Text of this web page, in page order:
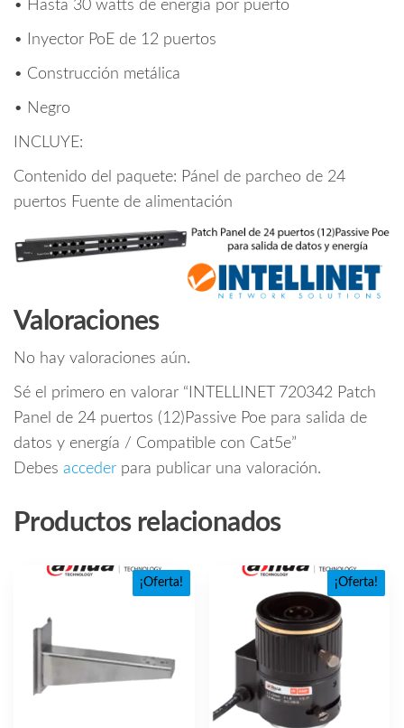
• Hasta 30 watts de energía por puerto
• Inyector PoE de 12 puertos
• Construcción metálica
• Negro
INCLUYE:
Contenido del paquete: Pánel de parcheo de 24
puertos Fuente de alimentación
Valoraciones
No hay valoraciones aún.
Sé el primero en valorar “INTELLINET 720342 Patch
Panel de 24 puertos (12)Passive Poe para salida de
datos y energía / Compatible con Cat5e”
Debes acceder para publicar una valoración.
Productos relacionados
¡Oferta! ¡Oferta!